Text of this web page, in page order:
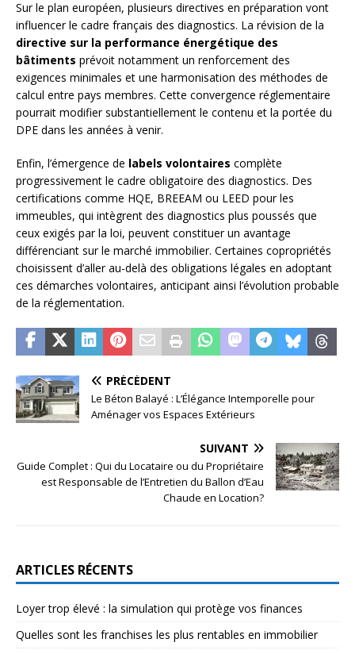
Sur le plan européen, plusieurs directives en préparation vont
influencer le cadre français des diagnostics. La révision de la
directive sur la performance énergétique des
bâtiments prévoit notamment un renforcement des
exigences minimales et une harmonisation des méthodes de
calcul entre pays membres. Cette convergence réglementaire
pourrait modifier substantiellement le contenu et la portée du
DPE dans les années à venir.
Enfin, l’émergence de labels volontaires complète
progressivement le cadre obligatoire des diagnostics. Des
certifications comme HQE, BREEAM ou LEED pour les
immeubles, qui intègrent des diagnostics plus poussés que
ceux exigés par la loi, peuvent constituer un avantage
différenciant sur le marché immobilier. Certaines copropriétés
choisissent d’aller au-delà des obligations légales en adoptant
ces démarches volontaires, anticipant ainsi l’évolution probable
de la réglementation.
PRÉCÉDENT
Le Béton Balayé : L’Élégance Intemporelle pour
Aménager vos Espaces Extérieurs
SUIVANT
Guide Complet : Qui du Locataire ou du Propriétaire
est Responsable de l’Entretien du Ballon d’Eau
Chaude en Location?
ARTICLES RÉCENTS
Loyer trop élevé : la simulation qui protège vos finances
Quelles sont les franchises les plus rentables en immobilier